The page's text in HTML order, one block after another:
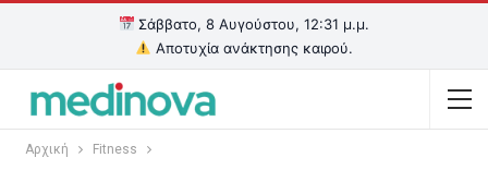
Σάββατο, 8 Αυγούστου, 12:31 μ.μ.
Αποτυχία ανάκτησης καιρού.
Αρχική Fitness